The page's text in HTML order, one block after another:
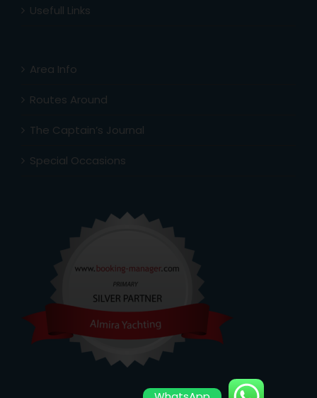
Usefull Links
Area Info
Routes Around
The Captain’s Journal
Special Occasions